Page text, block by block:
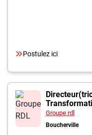
Postulez ici
Groupe rdl
Boucherville